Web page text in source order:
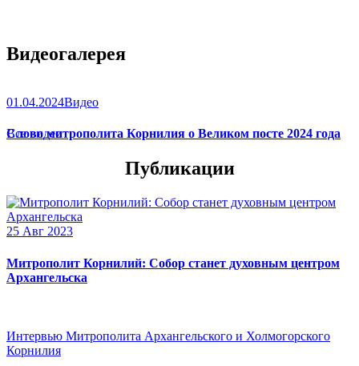
Видеогалерея
01.04.2024Видео
Слово митрополита Корнилия о Великом посте 2024 года
Все видео
Публикации
25 Авг 2023
Митрополит Корнилий: Собор станет духовным центром
Архангельска
Интервью Митрополита Архангельского и Холмогорского
Корнилия